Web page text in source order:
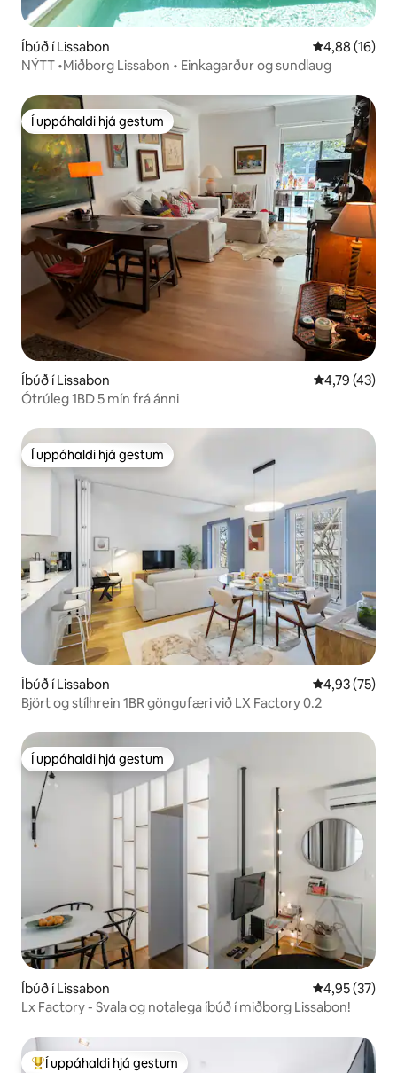
Íbúð í Lissabon 4,88 af 5 í
4,88 (16)
NÝTT •Miðborg Lissabon • Einkagarður og sundlaug
Í uppáhaldi hjá gestum
Í uppáhaldi hjá gestum
Íbúð í Lissabon 4,79 af 5 í
4,79 (43)
Ótrúleg 1BD 5 mín frá ánni
Í uppáhaldi hjá gestum
Í uppáhaldi hjá gestum
Íbúð í Lissabon 4,93 af 5 í
4,93 (75)
Björt og stílhrein 1BR göngufæri við LX Factory 0.2
Í uppáhaldi hjá gestum
Í uppáhaldi hjá gestum
Íbúð í Lissabon 4,95 af 5 í
4,95 (37)
Lx Factory - Svala og notalega íbúð í miðborg Lissabon!
Í uppáhaldi hjá gestum